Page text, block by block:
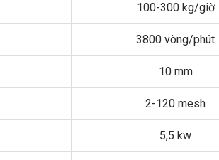
100-300 kg/giờ
3800 vòng/phút
10 mm
2-120 mesh
5,5 kw